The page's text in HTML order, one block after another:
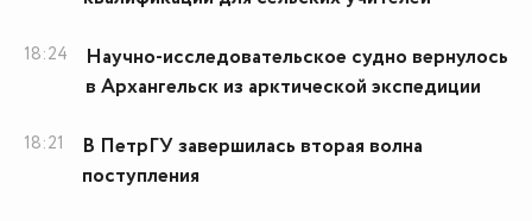
18:24
Научно-исследовательское судно вернулось
в Архангельск из арктической экспедиции
18:21
В ПетрГУ завершилась вторая волна
поступления